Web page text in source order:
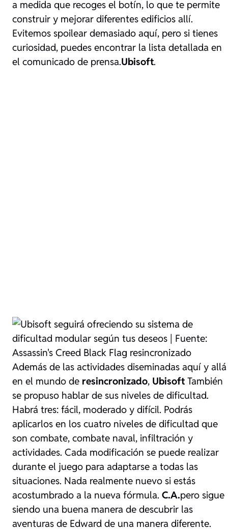
a medida que recoges el botín, lo que te permite
construir y mejorar diferentes edificios allí.
Evitemos spoilear demasiado aquí, pero si tienes
curiosidad, puedes encontrar la lista detallada en
el comunicado de prensa.Ubisoft.
Además de las actividades diseminadas aquí y allá
en el mundo de resincronizado, Ubisoft También
se propuso hablar de sus niveles de dificultad.
Habrá tres: fácil, moderado y difícil. Podrás
aplicarlos en los cuatro niveles de dificultad que
son combate, combate naval, infiltración y
actividades. Cada modificación se puede realizar
durante el juego para adaptarse a todas las
situaciones. Nada realmente nuevo si estás
acostumbrado a la nueva fórmula. C.A.pero sigue
siendo una buena manera de descubrir las
aventuras de Edward de una manera diferente.